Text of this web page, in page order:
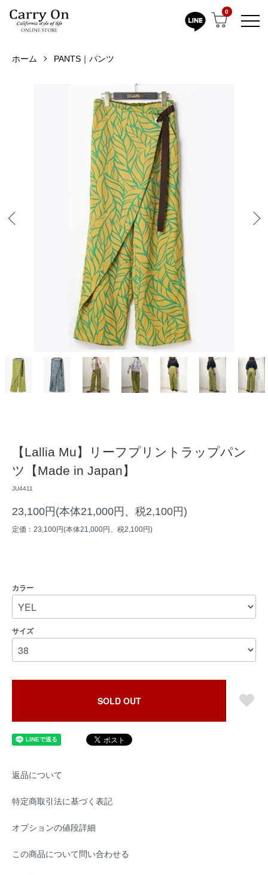
0
ホーム PANTS｜パンツ
【Lallia Mu】リーフプリントラップパン
ツ【Made in Japan】
JU4411
23,100円(本体21,000円、税2,100円)
定価：23,100円(本体21,000円、税2,100円)
カラー
サイズ
SOLD OUT
返品について
特定商取引法に基づく表記
オプションの値段詳細
この商品について問い合わせる